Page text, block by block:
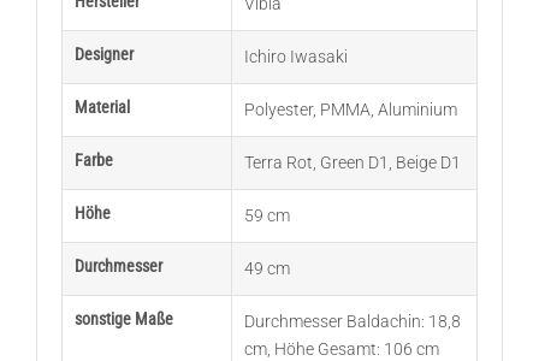
Designer Ichiro Iwasaki
Material Polyester, PMMA Aluminium
Farbe Terra Rot Green D1 Beige D1
Höhe 59 cm
Durchmesser 49 cm
sonstige Maße
Durchmesser Baldachin: 18,8
cm, Höhe Gesamt: 106 cm